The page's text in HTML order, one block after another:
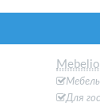
Мебель
Для